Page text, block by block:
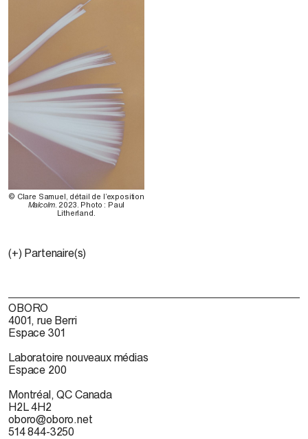
© Clare Samuel, détail de l’exposition
Malcolm. 2023. Photo : Paul
Litherland.
(+) Partenaire(s)
OBORO
4001, rue Berri
Espace 301
Laboratoire nouveaux médias
Espace 200
Montréal, QC Canada
H2L 4H2
oboro@oboro.net
514 844-3250